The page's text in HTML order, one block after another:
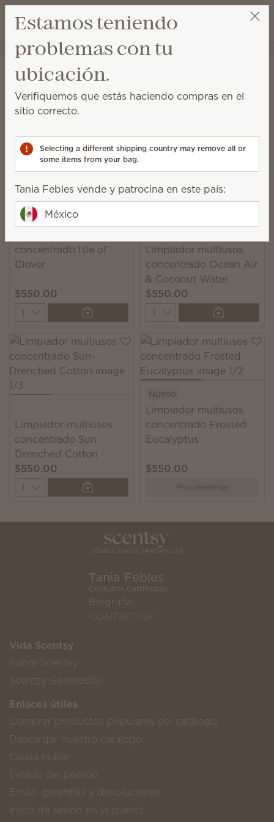
Lista de
Ver el carrito
Tania Febles Obtener un enlace de beneficios
¡Una oferta impecable!
La fórmula de este concentrado fácil de mezclar está
las superficies del hogar.
4 Resultados
Filter
concentrado Isle of
Clover
$550.00
Quantity
Limpiador multiusos
concentrado Ocean Air
& Coconut Water
$550.00
Quantity
Limpiador multiusos
concentrado Sun-
Drenched Cotton
$550.00
Quantity
Nuevo
Limpiador multiusos
concentrado Frosted
Eucalyptus
$550.00
Próximamente
Tania Febles
Consultor Certificado
Biografía
CONTACTAR
Vida Scentsy
Sobre Scentsy
Scentsy Generosity
Enlaces útiles
Comprar productos populares del catálogo
Descargar nuestro catálogo
Causa noble
Estado del pedido
Envío, garantías y devoluciones
Inicio de sesión en la cuenta
Estamos teniendo
problemas con tu
ubicación.
Verifiquemos que estás haciendo compras en el
sitio correcto.
Selecting a different shipping country may remove all or
some items from your bag.
Tania Febles vende y patrocina en este país:
México